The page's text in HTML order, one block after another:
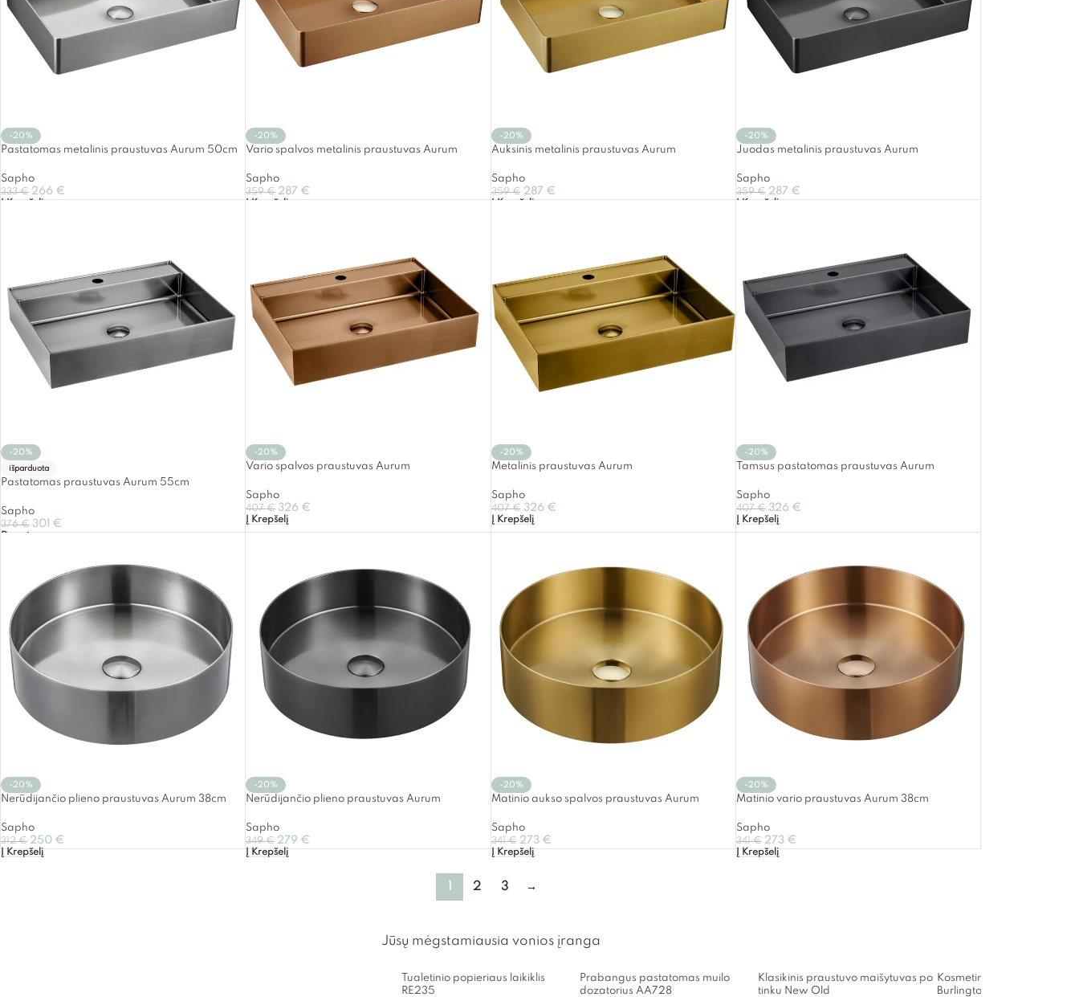
-20%
Pastatomas metalinis praustuvas Aurum 50cm
Sapho
333€ 266 €
Į Krepšelį
-20%
Vario spalvos metalinis praustuvas Aurum
Sapho
359€ 287 €
Į Krepšelį
-20%
Auksinis metalinis praustuvas Aurum
Sapho
359€ 287 €
Į Krepšelį
-20%
Juodas metalinis praustuvas Aurum
Sapho
359€ 287 €
Į Krepšelį
-20%
išparduota
Pastatomas praustuvas Aurum 55cm
Sapho
376€ 301 €
Daugiau
-20%
Vario spalvos praustuvas Aurum
Sapho
407€ 326 €
Į Krepšelį
-20%
Metalinis praustuvas Aurum
Sapho
407€ 326 €
Į Krepšelį
-20%
Tamsus pastatomas praustuvas Aurum
Sapho
407€ 326 €
Į Krepšelį
-20%
Nerūdijančio plieno praustuvas Aurum 38cm
Sapho
312€ 250 €
Į Krepšelį
-20%
Nerūdijančio plieno praustuvas Aurum
Sapho
349€ 279 €
Į Krepšelį
-20%
Matinio aukso spalvos praustuvas Aurum
Sapho
341€ 273 €
Į Krepšelį
-20%
Matinio vario praustuvas Aurum 38cm
Sapho
341€ 273 €
Į Krepšelį
2 3 →
Jūsų mėgstamiausia vonios įranga
Tualetinio popieriaus laikiklis
RE235
Prabangus pastatomas muilo
dozatorius AA728
Klasikinis praustuvo maišytuvas po
tinku New Old
Kosmetinis veidrodėlis A57
Burlington